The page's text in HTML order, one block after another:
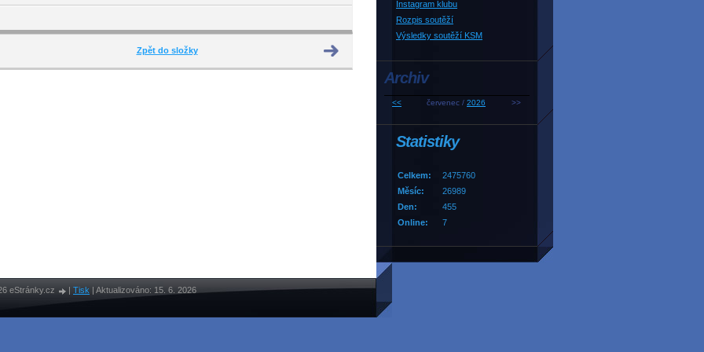
Zpět do složky
Instagram klubu
Rozpis soutěží
Výsledky soutěží KSM
Archiv
<< červenec / 2026 >>
Statistiky
Online: 7
Celkem:
2475760
Měsíc:
26989
Den:
455
eStránky.cz Tisk Aktualizováno: 15. 6. 2026